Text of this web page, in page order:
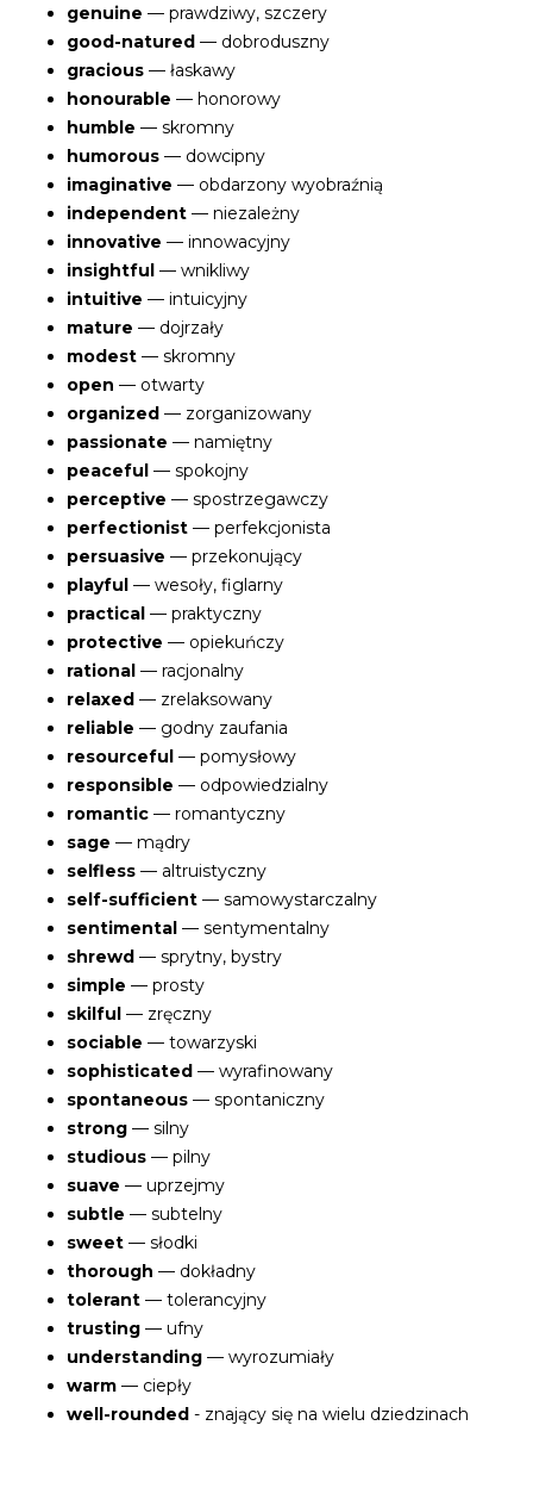
genuine — prawdziwy, szczery
good-natured — dobroduszny
gracious — łaskawy
honourable — honorowy
humble — skromny
humorous — dowcipny
imaginative — obdarzony wyobraźnią
independent — niezależny
innovative — innowacyjny
insightful — wnikliwy
intuitive — intuicyjny
mature — dojrzały
modest — skromny
open — otwarty
organized — zorganizowany
passionate — namiętny
peaceful — spokojny
perceptive — spostrzegawczy
perfectionist — perfekcjonista
persuasive — przekonujący
playful — wesoły, figlarny
practical — praktyczny
protective — opiekuńczy
rational — racjonalny
relaxed — zrelaksowany
reliable — godny zaufania
resourceful — pomysłowy
responsible — odpowiedzialny
romantic — romantyczny
sage — mądry
selfless — altruistyczny
self-sufficient — samowystarczalny
sentimental — sentymentalny
shrewd — sprytny, bystry
simple — prosty
skilful — zręczny
sociable — towarzyski
sophisticated — wyrafinowany
spontaneous — spontaniczny
strong — silny
studious — pilny
suave — uprzejmy
subtle — subtelny
sweet — słodki
thorough — dokładny
tolerant — tolerancyjny
trusting — ufny
understanding — wyrozumiały
warm — ciepły
well-rounded - znający się na wielu dziedzinach